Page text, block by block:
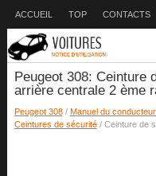
ACCUEIL TOP CONTACTS
Peugeot 308: Ceinture
arrière centrale 2 ème
Peugeot 308/ Manuel du
Ceintures de sécurité/ Ceinture de